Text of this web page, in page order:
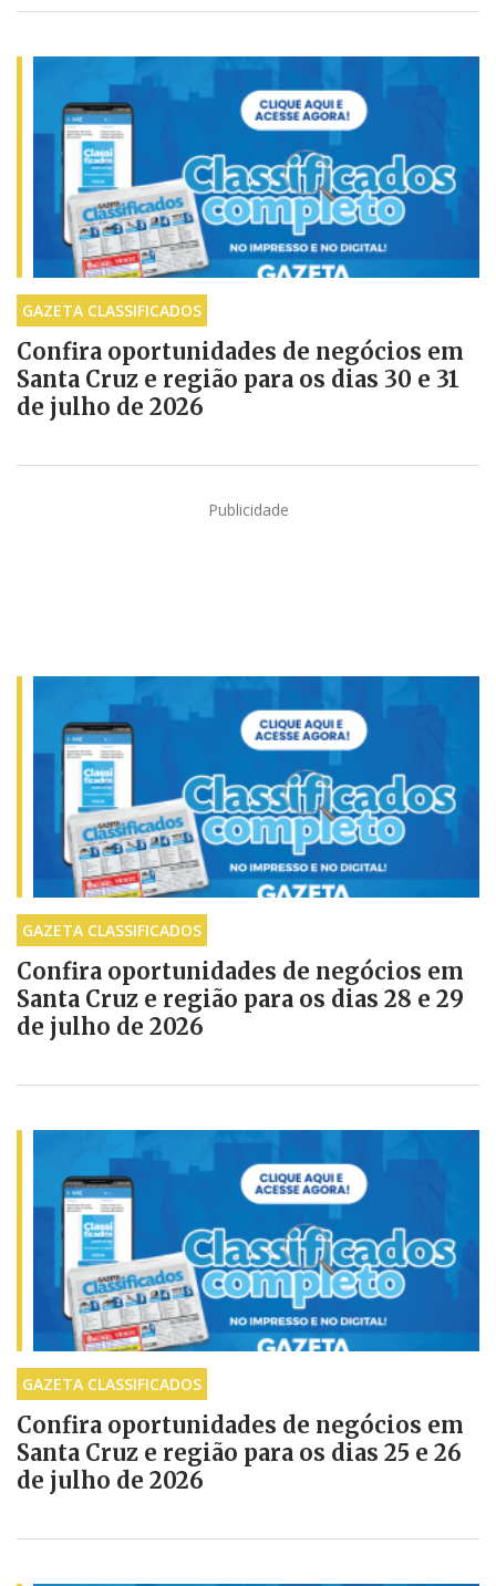
GAZETA CLASSIFICADOS
Confira oportunidades de negócios em
Santa Cruz e região para os dias 30 e 31
de julho de 2026
Publicidade
GAZETA CLASSIFICADOS
Confira oportunidades de negócios em
Santa Cruz e região para os dias 28 e 29
de julho de 2026
GAZETA CLASSIFICADOS
Confira oportunidades de negócios em
Santa Cruz e região para os dias 25 e 26
de julho de 2026